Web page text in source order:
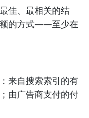
佳、最相关的结
额的方式——至少在
来自搜索索引的有
由广告商支付的付